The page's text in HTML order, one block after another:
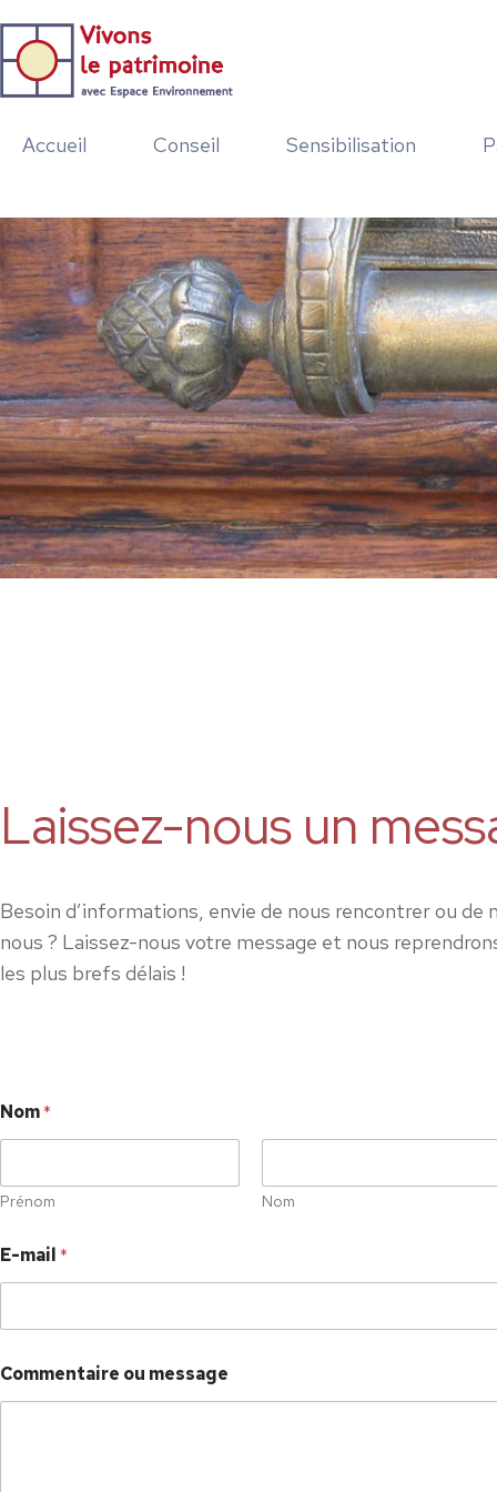
Accueil Conseil Sensibilisation
Laissez-nous un
Besoin d’informations, envie de nous rencontrer ou de
nous ? Laissez-nous votre message et nous
les plus brefs délais !
Nom*
Prénom Nom
E-mail*
Commentaire ou message